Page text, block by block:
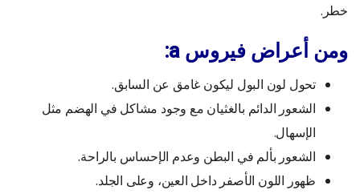
خطر.
ومن أعراض فيروس a:
تحول لون البول ليكون غامق عن السابق.
الشعور الدائم بالغثيان مع وجود مشاكل في الهضم مثل
الإسهال.
الشعور بألم في البطن وعدم الإحساس بالراحة.
ظهور اللون الأصفر داخل العين، وعلى الجلد.